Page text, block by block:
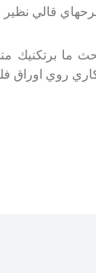
قالي‌
ما برتكنيك‌
روي‌ اوراق‌